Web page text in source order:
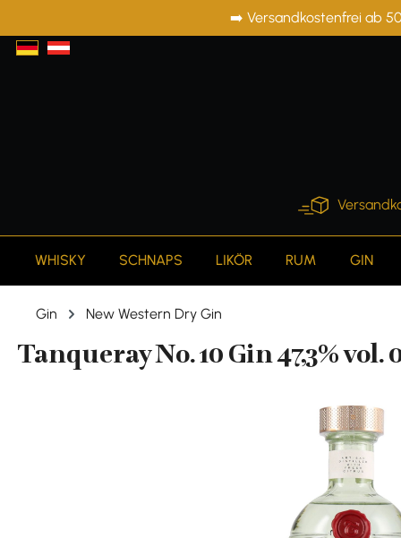
Zur Hauptnavigation springen➡️ Versandkostenfrei ab
WHISKY SCHNAPS LIKÖR RUM GIN
Gin New Western Dry Gin
Tanqueray No. 10 Gin 47,3% vol.